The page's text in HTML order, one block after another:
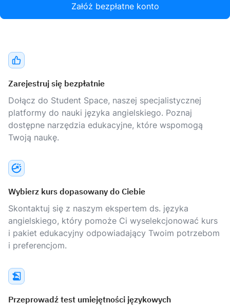
Załóż bezpłatne konto
Zarejestruj się bezpłatnie
Dołącz do Student Space, naszej specjalistycznej
platformy do nauki języka angielskiego. Poznaj
dostępne narzędzia edukacyjne, które wspomogą
Twoją naukę.
Wybierz kurs dopasowany do Ciebie
Skontaktuj się z naszym ekspertem ds. języka
angielskiego, który pomoże Ci wyselekcjonować kurs
i pakiet edukacyjny odpowiadający Twoim potrzebom
i preferencjom.
Przeprowadź test umiejętności językowych